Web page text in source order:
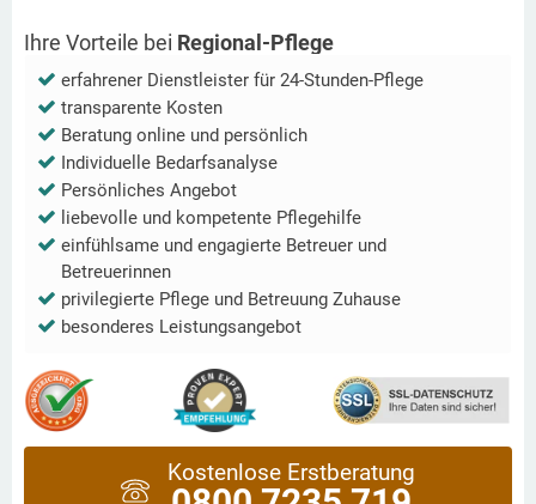
Ihre Vorteile bei Regional-Pflege
erfahrener Dienstleister für 24-Stunden-Pflege
transparente Kosten
Beratung online und persönlich
Individuelle Bedarfsanalyse
Persönliches Angebot
liebevolle und kompetente Pflegehilfe
einfühlsame und engagierte Betreuer und
Betreuerinnen
privilegierte Pflege und Betreuung Zuhause
besonderes Leistungsangebot
Kostenlose Erstberatung